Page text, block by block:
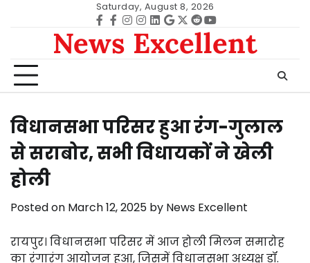
Saturday, August 8, 2026
Facebook
facebook
Instagram
instagram
Linkedin
google
Twitter
redditYoutube
News Excellent
विधानसभा परिसर हुआ रंग-गुलाल
से सराबोर, सभी विधायकों ने खेली
होली
Posted on March 12, 2025 by News Excellent
रायपुर। विधानसभा परिसर में आज होली मिलन समारोह
का रंगारंग आयोजन हुआ, जिसमें विधानसभा अध्यक्ष डॉ.